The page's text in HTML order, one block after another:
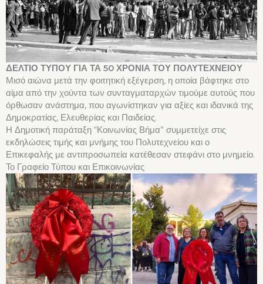
ΔΕΛΤΙΟ ΤΥΠΟΥ ΓΙΑ ΤΑ 50 ΧΡΟΝΙΑ ΤΟΥ ΠΟΛΥΤΕΧΝΕΙΟΥ
Μισό αιώνα μετά την φοιτητική εξέγερση, η οποία βάφτηκε στο
αίμα από την χούντα των συνταγματαρχών τιμούμε αυτούς που
όρθωσαν ανάστημα, που αγωνίστηκαν για αξίες και ιδανικά της
Δημοκρατίας, Ελευθερίας και Παιδείας.
Η Δημοτική παράταξη “Κοινωνίας Βήμα” συμμετείχε στις
εκδηλώσεις τιμής και μνήμης του Πολυτεχνείου και ο
Επικεφαλής με αντιπροσωπεία κατέθεσαν στεφάνι στο μνημείο.
Το Γραφείο Τύπου και Επικοινωνίας